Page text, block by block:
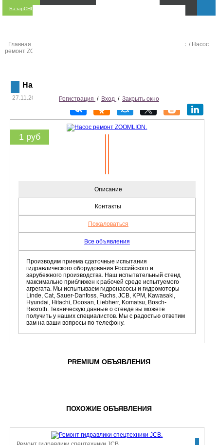
Регистрация / Вход / Закрыть окно
БазарСНГ
Главная Автосервис / Насос
ремонт ZOOMLION.
Насос ремонт ZOOMLION.
27.11.2025 г. - 02.09.2026 г. / 5
1 руб
Описание
Контакты
Пожаловаться
Все объявления
Производим приема сдаточные испытания
гидравлического оборудования Российского и
зарубежного производства. Наш испытательный стенд
максимально приближен к рабочей среде испытуемого
агрегата. Мы испытываем гидронасосы и гидромоторы
Linde, Cat, Sauer-Danfoss, Fuchs, JCB, KPM, Kawasaki,
Hyundai, Hitachi, Doosan, Liebherr, Komatsu, Bosch-
Rexroth. Техническую данные о стенде вы можете
получить у наших специалистов. Мы с радостью ответим
вам на ваши вопросы по телефону.
PREMIUM ОБЪЯВЛЕНИЯ
ПОХОЖИЕ ОБЪЯВЛЕНИЯ